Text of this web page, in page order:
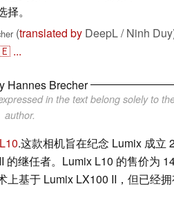
。
(translated by DeepL / Ninh
...
Hannes Brecher
in the text belong solely to
author.
.这款相机旨在纪念 Lumix 成立
的继任者。Lumix L10 的售价为
上基于 Lumix LX100 II，但已经